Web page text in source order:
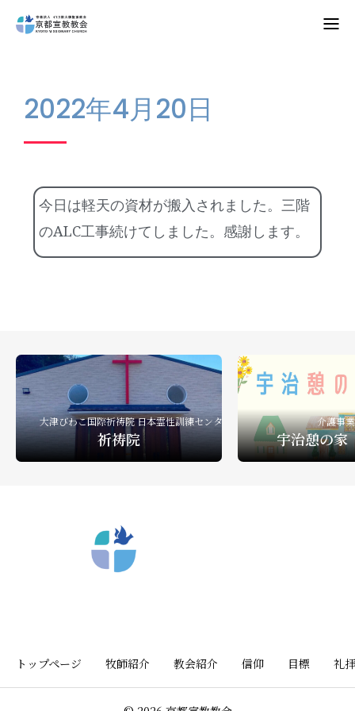
教会案内
礼拝・集会
牧師コラム
聖殿建築
礼拝ビデオ NPO活動 教会活動
2022年4月20日
今日は軽天の資材が搬入されました。三階
のALC工事続けてしました。感謝します。
大津びわこ国際祈祷院 日本霊性訓練センター
祈祷院
介護事
宇治憩の
トップページ 牧師紹介 教会紹介 信仰 目標 礼